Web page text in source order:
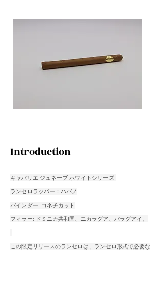
Introduction
キャバリエ ジュネーブ ホワイトシリーズ
ランセロラッパー：ハバノ
バインダー: コネチカット
フィラー: ドミニカ共和国、ニカラグア、パラグアイ。
この限定リリースのランセロは、ランセロ形式で必要な